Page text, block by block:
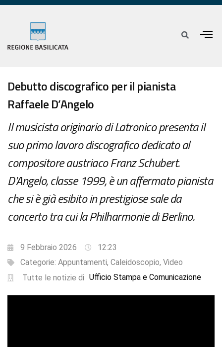
Debutto discografico per il pianista
Raffaele D’Angelo
Il musicista originario di Latronico presenta il
suo primo lavoro discografico dedicato al
compositore austriaco Franz Schubert.
D'Angelo, classe 1999, è un affermato pianista
che si è già esibito in prestigiose sale da
concerto tra cui la Philharmonie di Berlino.
9 Febbraio 2026
12:23
Categorie: Appuntamenti, Caleidoscopio, Video
Tutte le notizie di Ufficio Stampa e Comunicazione